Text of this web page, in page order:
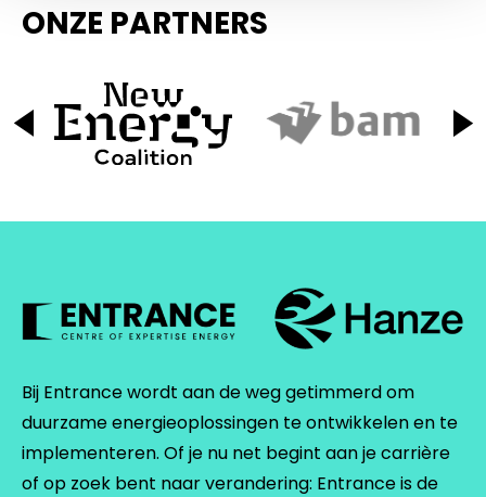
ONZE PARTNERS
Bij Entrance wordt aan de weg getimmerd om
duurzame energieoplossingen te ontwikkelen en te
implementeren. Of je nu net begint aan je carrière
of op zoek bent naar verandering: Entrance is de